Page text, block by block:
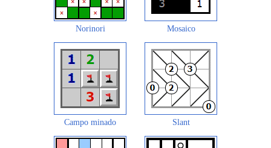
Norinori Mosaico
Campo minado Slant